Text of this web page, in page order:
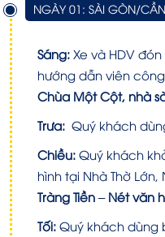
NGÀY 01: SÀI GÒN/
Sáng: Xe và HDV
hướng dẫn viên
Chùa Một Cột, nhà
Trưa: Quý khách
Chiều: Quý khách
hình tại Nhà Thờ
Tràng Tiền – Nét văn
Tối: Quý khách dùng